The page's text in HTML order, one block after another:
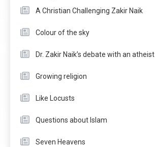
A Christian Challenging Zakir Naik
Colour of the sky
Dr. Zakir Naik’s debate with an atheist
Growing religion
Like Locusts
Questions about Islam
Seven Heavens